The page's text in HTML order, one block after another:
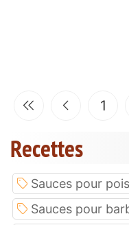
1
Recettes
Sauces pour
Sauces pour